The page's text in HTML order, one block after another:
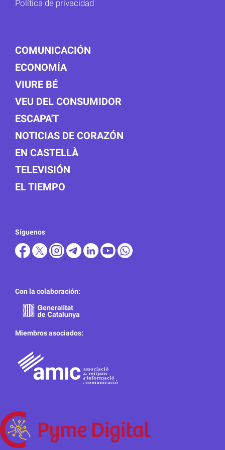
Política de privacidad
COMUNICACIÓN
ECONOMÍA
VIURE BÉ
VEU DEL CONSUMIDOR
ESCAPA'T
NOTICIAS DE CORAZÓN
EN CASTELLÀ
TELEVISIÓN
EL TIEMPO
Síguenos
Con la colaboración:
Miembros asociados: